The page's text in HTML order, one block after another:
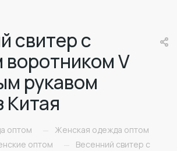
свитер с
V
рукавом
Китая
оптом —
Женская одежда оптом
оптом —
Весенний свитер с